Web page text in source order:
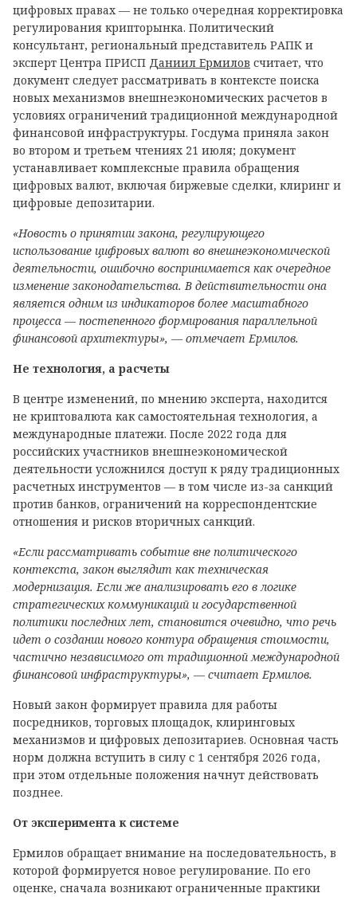
цифровых правах — не только очередная корректировка
регулирования крипторынка. Политический
консультант, региональный представитель РАПК и
эксперт Центра ПРИСП Даниил Ермилов считает, что
документ следует рассматривать в контексте поиска
новых механизмов внешнеэкономических расчетов в
условиях ограничений традиционной международной
финансовой инфраструктуры. Госдума приняла закон
во втором и третьем чтениях 21 июля; документ
устанавливает комплексные правила обращения
цифровых валют, включая биржевые сделки, клиринг и
цифровые депозитарии.
«Новость о принятии закона, регулирующего
использование цифровых валют во внешнеэкономической
деятельности, ошибочно воспринимается как очередное
изменение законодательства. В действительности она
является одним из индикаторов более масштабного
процесса — постепенного формирования параллельной
финансовой архитектуры», — отмечает Ермилов.
Не технология, а расчеты
В центре изменений, по мнению эксперта, находится
не криптовалюта как самостоятельная технология, а
международные платежи. После 2022 года для
российских участников внешнеэкономической
деятельности усложнился доступ к ряду традиционных
расчетных инструментов — в том числе из-за санкций
против банков, ограничений на корреспондентские
отношения и рисков вторичных санкций.
«Если рассматривать событие вне политического
контекста, закон выглядит как техническая
модернизация. Если же анализировать его в логике
стратегических коммуникаций и государственной
политики последних лет, становится очевидно, что речь
идет о создании нового контура обращения стоимости,
частично независимого от традиционной международной
финансовой инфраструктуры», — считает Ермилов.
Новый закон формирует правила для работы
посредников, торговых площадок, клиринговых
механизмов и цифровых депозитариев. Основная часть
норм должна вступить в силу с 1 сентября 2026 года,
при этом отдельные положения начнут действовать
позднее.
От эксперимента к системе
Ермилов обращает внимание на последовательность, в
которой формируется новое регулирование. По его
оценке, сначала возникают ограниченные практики